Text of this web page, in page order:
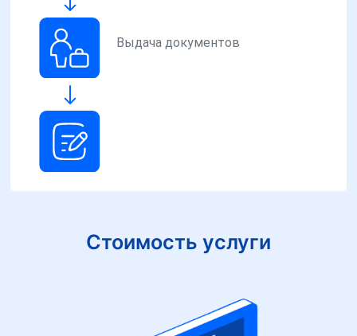
Выдача документов
Стоимость услуги